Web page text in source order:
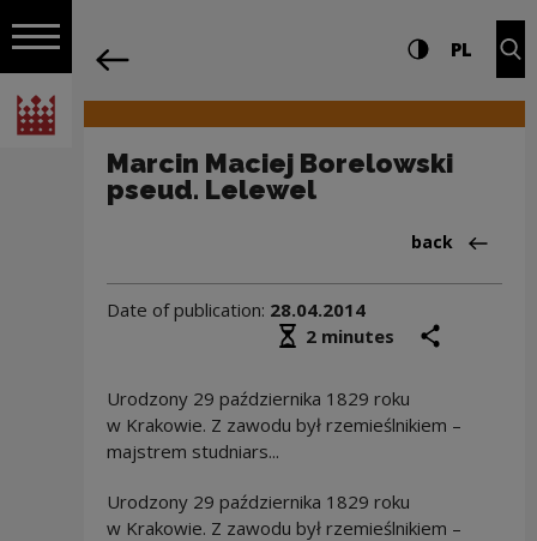
Open navigation
National Centre for Culture Poland
Navigation Settings and search
High contrast
PL
Marcin Maciej Borelowski
pseud. Lelewel
Back
back
Date of publication: 28.04.2014
Średni czas czytania
2 minutes
Urodzony 29 października 1829 roku
w Krakowie. Z zawodu był rzemieślnikiem –
majstrem studniars...
Urodzony 29 października 1829 roku
w Krakowie. Z zawodu był rzemieślnikiem –